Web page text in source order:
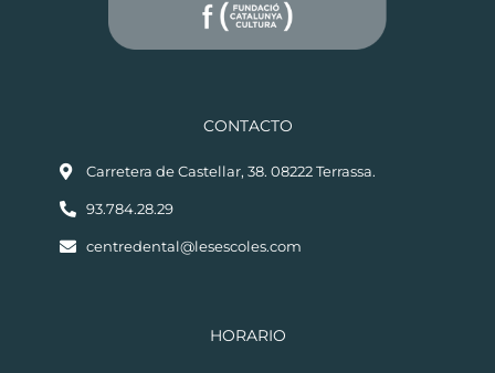
CONTACTO
Carretera de Castellar, 38. 08222 Terrassa.
93.784.28.29
centredental@lesescoles.com
HORARIO